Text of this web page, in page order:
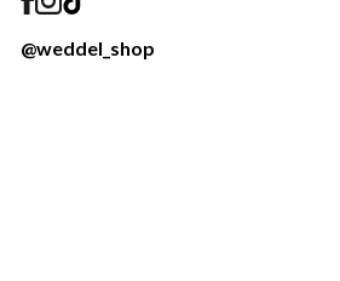
@weddel_shop